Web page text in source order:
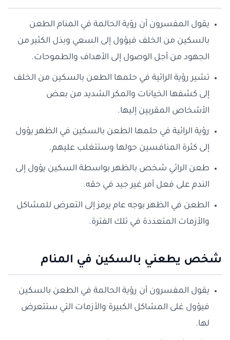
يقول المفسرون أن رؤية الحالمة في المنام الطعن
بالسكين من الخلف فيؤول إلى السعي وبذل الكثير من
الجهود من أجل الوصول إلى الأهداف والطموحات.
تشير رؤية الرائية في حلمها الطعن بالسكين من الخلف
إلى كشفها الخيانات والمكر الشديد من بعض
الأشخاص المقربين إليها.
رؤية الرائية في حلمها الطعن بالسكين في الظهر يؤول
إلى كثرة المنافسين حولها وستتغلب عليهم.
طعن الرائي شخص بالظهر بواسطة السكين يؤول إلى
الندم على فعل أمر غير جيد في حقه.
الطعن في الظهر بوجه عام يرمز إلى التعرض للمشاكل
والأزمات المتعددة في تلك الفترة.
شخص يطعني بالسكين في المنام
يقول المفسرون أن رؤية الحالمة في الطعن بالسكين
فيؤول غلى المشاكل الكبيرة والأزمات التي ستتعرض
لها.